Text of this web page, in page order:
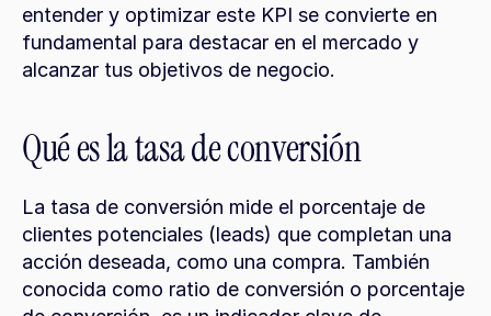
entender y optimizar este KPI se convierte en
fundamental para destacar en el mercado y
alcanzar tus objetivos de negocio.
Qué es la tasa de conversión
La tasa de conversión mide el porcentaje de
clientes potenciales (leads) que completan una
acción deseada, como una compra. También
conocida como ratio de conversión o porcentaje